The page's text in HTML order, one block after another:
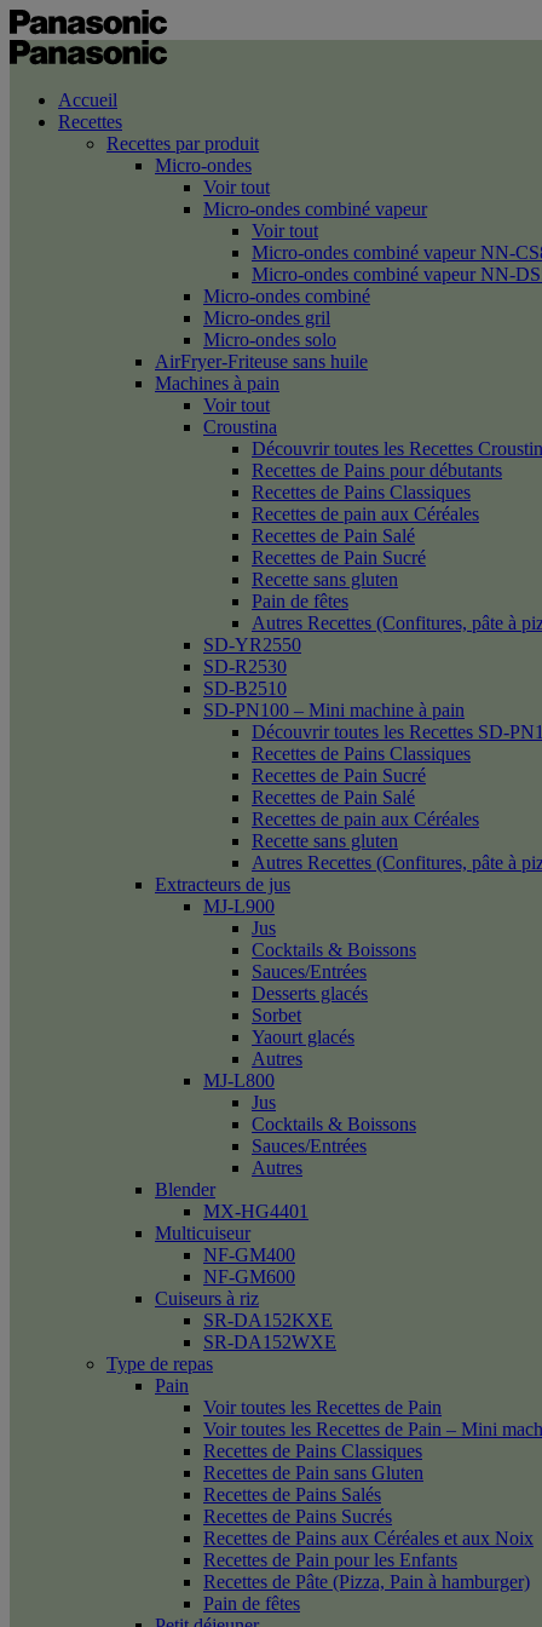
Accueil
Recettes
Recettes par produit
Micro-ondes
Voir tout
Micro-ondes combiné vapeur
Voir tout
Micro-ondes combiné vapeur NN-
Micro-ondes combiné vapeur NN-
Micro-ondes combiné
Micro-ondes gril
Micro-ondes solo
AirFryer-Friteuse sans huile
Machines à pain
Voir tout
Croustina
Découvrir toutes les Recettes
Recettes de Pains pour débutants
Recettes de Pains Classiques
Recettes de pain aux Céréales
Recettes de Pain Salé
Recettes de Pain Sucré
Recette sans gluten
Pain de fêtes
Autres Recettes (Confitures, pâte à
SD-YR2550
SD-R2530
SD-B2510
SD-PN100 – Mini machine à pain
Découvrir toutes les Recettes SD-
Recettes de Pains Classiques
Recettes de Pain Sucré
Recettes de Pain Salé
Recettes de pain aux Céréales
Recette sans gluten
Autres Recettes (Confitures, pâte à
Extracteurs de jus
MJ-L900
Jus
Cocktails & Boissons
Sauces/Entrées
Desserts glacés
Sorbet
Yaourt glacés
Autres
MJ-L800
Jus
Cocktails & Boissons
Sauces/Entrées
Autres
Blender
MX-HG4401
Multicuiseur
NF-GM400
NF-GM600
Cuiseurs à riz
SR-DA152KXE
SR-DA152WXE
Type de repas
Pain
Voir toutes les Recettes de Pain
Voir toutes les Recettes de Pain – Mini
Recettes de Pains Classiques
Recettes de Pain sans Gluten
Recettes de Pains Salés
Recettes de Pains Sucrés
Recettes de Pains aux Céréales et aux Noix
Recettes de Pain pour les Enfants
Recettes de Pâte (Pizza, Pain à hamburger)
Pain de fêtes